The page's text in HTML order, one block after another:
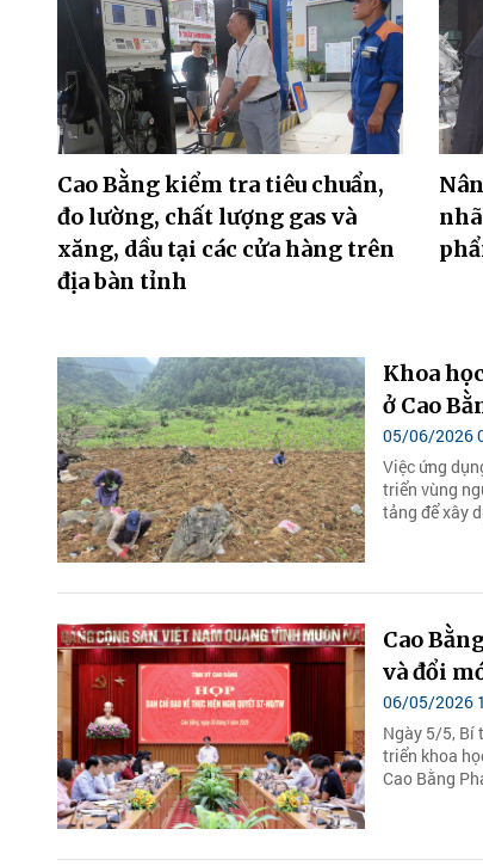
Cao Bằng kiểm tra tiêu chuẩn,
đo lường, chất lượng gas và
xăng, dầu tại các cửa hàng trên
địa bàn tỉnh
Khoa
ở Cao
05/06/2026
Việc ứng
triển vùng
tảng để xây
Cao
và đổi
06/05/2026
Ngày 5/5, Bí
triển khoa
Cao Bằng